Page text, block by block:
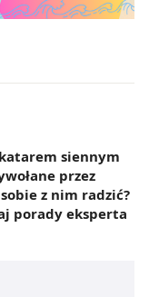
siennym
przez
z nim radzić?
porady eksperta